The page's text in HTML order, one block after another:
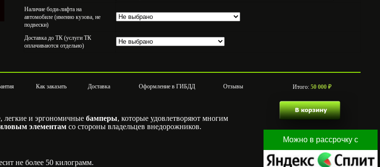
Наличие боди-лифта на
автомобиле (именно кузова, не
подвески)
Доставка до ТК (услуги ТК
оплачиваются отдельно)
Итого: 50 000 ₽
Как заказать Доставка Оформление в ГИБДД Отзывы
легкие и эргономичные бамперы, которые удовлетворяют многим
элементам со стороны владельцев внедорожников.
не более 50 килограмм.